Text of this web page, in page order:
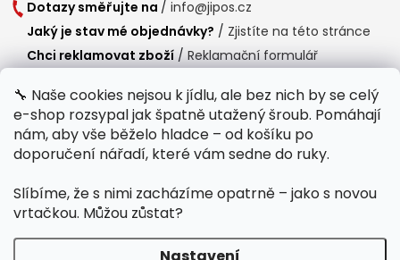
🔧 Naše cookies nejsou k jídlu, ale bez nich by se celý
e-shop rozsypal jak špatně utažený šroub. Pomáhají
nám, aby vše běželo hladce – od košíku po
doporučení nářadí, které vám sedne do ruky.
Slíbíme, že s nimi zacházíme opatrně – jako s novou
vrtačkou. Můžou zůstat?
Dotazy směřujte na / info@jipos.cz
Jaký je stav mé objednávky? / Zjistíte na této stránce
Chci reklamovat zboží / Reklamační formulář
Provozní doba
Po-Čt / 8:00 - 15:00
Polední přestávka /11:00 - 11:30